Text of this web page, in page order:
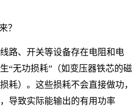
？
路、开关等设备存在电阻和电
“无功损耗”（如变压器铁芯的磁
耗）。这些损耗不会直接做功，
导致实际能输出的有用功率